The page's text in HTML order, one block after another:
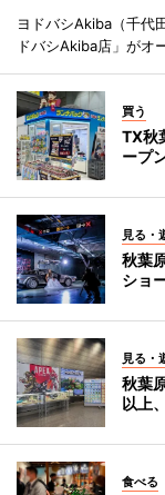
ヨドバシAkiba（千代
ドバシAkiba店」がオ
買う
TX秋
ープ
見る・
秋葉
ショ
見る・
秋葉
以上
食べる